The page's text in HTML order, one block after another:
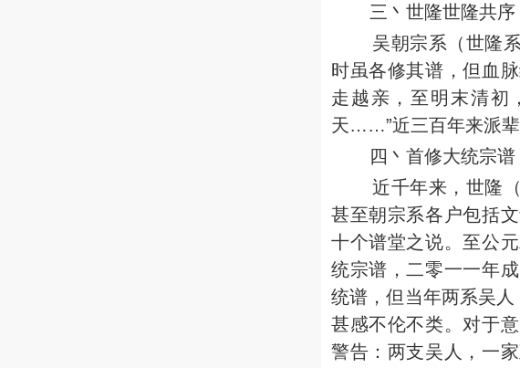
三丶世隆世隆共
吴朝宗系（世隆
时虽各修其谱，但血
走越亲，至明末清初
天……”近三百年来派辈
四丶首修大统宗
近千年来，世隆
甚至朝宗系各户包括
十个谱堂之说。至公
统宗谱，二零一一年
统谱，但当年两系吴人
甚感不伦不类。对于
警告：两支吴人，一